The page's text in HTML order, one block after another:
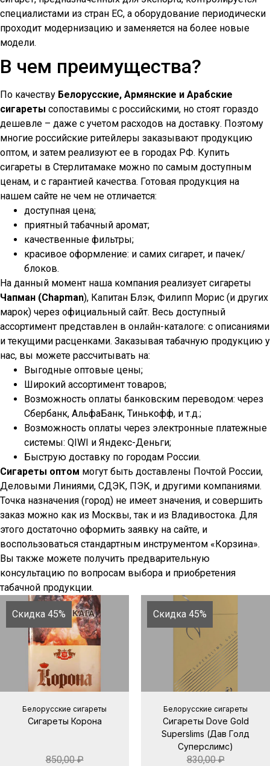
специалистами из стран ЕС, а оборудование периодически
проходит модернизацию и заменяется на более новые
модели.
В чем преимущества?
По качеству Белорусские, Армянские и Арабские
сигареты сопоставимы с российскими, но стоят гораздо
дешевле – даже с учетом расходов на доставку. Поэтому
многие российские ритейлеры заказывают продукцию
оптом, и затем реализуют ее в городах РФ. Купить
сигареты в Стерлитамаке можно по самым доступным
ценам, и с гарантией качества. Готовая продукция на
нашем сайте не чем не отличается:
доступная цена;
приятный табачный аромат;
качественные фильтры;
красивое оформление: и самих сигарет, и пачек/
блоков.
На данный момент наша компания реализует сигареты
Чапман (Chapman), Капитан Блэк, Филипп Морис (и других
марок) через официальный сайт. Весь доступный
ассортимент представлен в онлайн-каталоге: с описаниями
и текущими расценками. Заказывая табачную продукцию у
нас, вы можете рассчитывать на:
Выгодные оптовые цены;
Широкий ассортимент товаров;
Возможность оплаты банковским переводом: через
Сбербанк, АльфаБанк, Тинькофф, и т.д.;
Возможность оплаты через электронные платежные
системы: QIWI и Яндекс-Деньги;
Быструю доставку по городам России.
Сигареты оптом могут быть доставлены Почтой России,
Деловыми Линиями, СДЭК, ПЭК, и другими компаниями.
Точка назначения (город) не имеет значения, и совершить
заказ можно как из Москвы, так и из Владивостока. Для
этого достаточно оформить заявку на сайте, и
воспользоваться стандартным инструментом «Корзина».
Вы также можете получить предварительную
консультацию по вопросам выбора и приобретения
табачной продукции.
Скидка 45%
Белорусские сигареты
Сигареты Корона
850,00₽
Скидка 45%
Белорусские сигареты
Сигареты Dove Gold
Superslims (Дав Голд
Суперслимс)
830,00₽